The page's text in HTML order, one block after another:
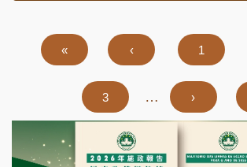
負着確保航空安全及提升澳門國際形象的重任。
PaginationFirst
page
«
Previous
page
‹
頁
面
1
頁
面
3 …
下
一
›